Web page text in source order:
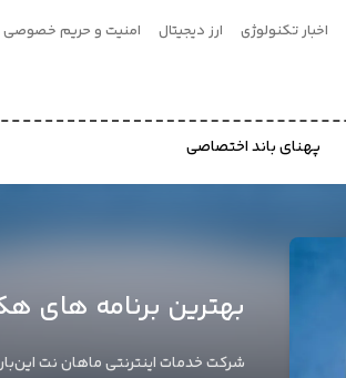
اخبار تکنولوژی ارز دیجیتال امنیت و حریم خصوصی
پهنای باند اختصاصی
بهترین برنامه های
شرکت خدمات اینترنتی ماهان نت